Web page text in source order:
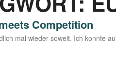
Competition
mal wie­der soweit. Ich konn­te